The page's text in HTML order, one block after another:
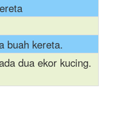
buah kereta.
dua ekor kucing.